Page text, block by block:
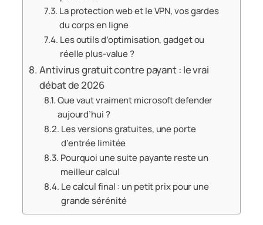
La protection web et le VPN, vos gardes
du corps en ligne
Les outils d’optimisation, gadget ou
réelle plus-value ?
Antivirus gratuit contre payant : le vrai
débat de 2026
Que vaut vraiment microsoft defender
aujourd’hui ?
Les versions gratuites, une porte
d’entrée limitée
Pourquoi une suite payante reste un
meilleur calcul
Le calcul final : un petit prix pour une
grande sérénité